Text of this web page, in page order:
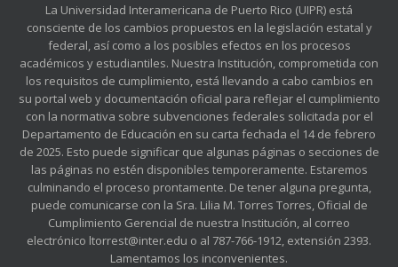
La Universidad Interamericana de Puerto Rico (UIPR) está
consciente de los cambios propuestos en la legislación estatal y
federal, así como a los posibles efectos en los procesos
académicos y estudiantiles. Nuestra Institución, comprometida con
los requisitos de cumplimiento, está llevando a cabo cambios en
su portal web y documentación oficial para reflejar el cumplimiento
con la normativa sobre subvenciones federales solicitada por el
Departamento de Educación en su carta fechada el 14 de febrero
de 2025. Esto puede significar que algunas páginas o secciones de
las páginas no estén disponibles temporeramente. Estaremos
culminando el proceso prontamente. De tener alguna pregunta,
puede comunicarse con la Sra. Lilia M. Torres Torres, Oficial de
Cumplimiento Gerencial de nuestra Institución, al correo
electrónico ltorrest@inter.edu o al 787-766-1912, extensión 2393.
Lamentamos los inconvenientes.